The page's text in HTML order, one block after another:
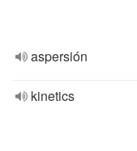
aspersión
kinetics